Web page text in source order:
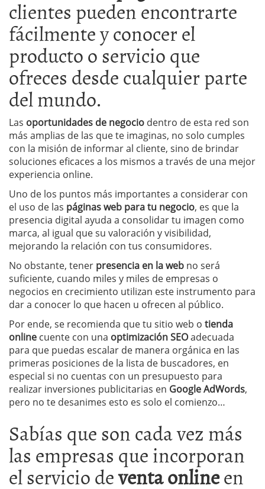
clientes pueden encontrarte
fácilmente y conocer el
producto o servicio que
ofreces desde cualquier parte
del mundo.
Las oportunidades de negocio dentro de esta red son
más amplias de las que te imaginas, no solo cumples
con la misión de informar al cliente, sino de brindar
soluciones eficaces a los mismos a través de una mejor
experiencia online.
Uno de los puntos más importantes a considerar con
el uso de las páginas web para tu negocio, es que la
presencia digital ayuda a consolidar tu imagen como
marca, al igual que su valoración y visibilidad,
mejorando la relación con tus consumidores.
No obstante, tener presencia en la web no será
suficiente, cuando miles y miles de empresas o
negocios en crecimiento utilizan este instrumento para
dar a conocer lo que hacen u ofrecen al público.
Por ende, se recomienda que tu sitio web o tienda
online cuente con una optimización SEOadecuada
para que puedas escalar de manera orgánica en las
primeras posiciones de la lista de buscadores, en
especial si no cuentas con un presupuesto para
realizar inversiones publicitarias en Google AdWords,
pero no te desanimes esto es solo el comienzo…
Sabías que son cada vez más
las empresas que incorporan
el servicio deventa onlineen